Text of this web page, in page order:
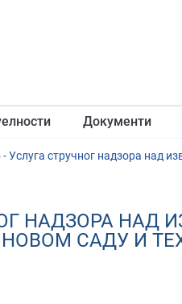
Документи
НАДЗОРА
САДУ И